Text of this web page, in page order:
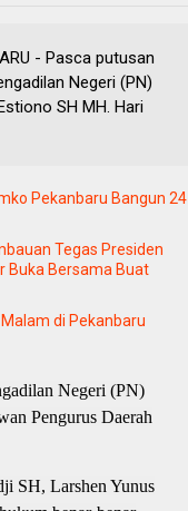
- Pasca putusan
Negeri (PN)
SH MH. Hari
Pekanbaru Bangun 24
Tegas Presiden
Buka Bersama Buat
di Pekanbaru
Negeri (PN)
Pengurus Daerah
SH, Larshen Yunus